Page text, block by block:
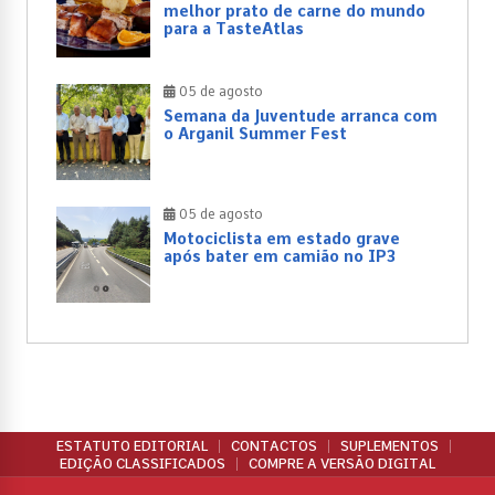
melhor prato de carne do mundo
para a TasteAtlas
05 de agosto
Semana da Juventude arranca com
o Arganil Summer Fest
05 de agosto
Motociclista em estado grave
após bater em camião no IP3
ESTATUTO EDITORIAL CONTACTOS
SUPLEMENTOS
EDIÇÃO CLASSIFICADOS
COMPRE A VERSÃO DIGITAL